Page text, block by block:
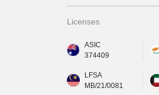
Licenses
ASIC
374409
LFSA
MB/21/0081